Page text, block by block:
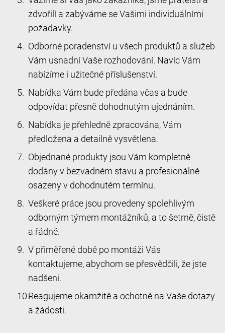
zdvořilí a zabýváme se Vašimi individuálními
požadavky.
Odborné poradenství u všech produktů a služeb
Vám usnadní Vaše rozhodování. Navíc Vám
nabízíme i užitečné příslušenství.
Nabídka Vám bude předána včas a bude
odpovídat přesně dohodnutým ujednáním.
Nabídka je přehledně zpracována, Vám
předložena a detailně vysvětlena.
Objednané produkty jsou Vám kompletně
dodány v bezvadném stavu a profesionálně
osazeny v dohodnutém termínu.
Veškeré práce jsou provedeny spolehlivým
odborným týmem montážníků, a to šetrně, čistě
a řádně.
V přiměřené době po montáži Vás
kontaktujeme, abychom se přesvědčili, že jste
nadšeni.
Reagujeme okamžitě a ochotně na Vaše dotazy
a žádosti.